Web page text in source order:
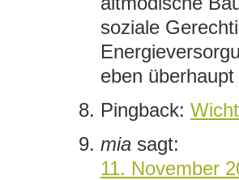
soziale
eben
Pingback:
mia sagt:
11. November